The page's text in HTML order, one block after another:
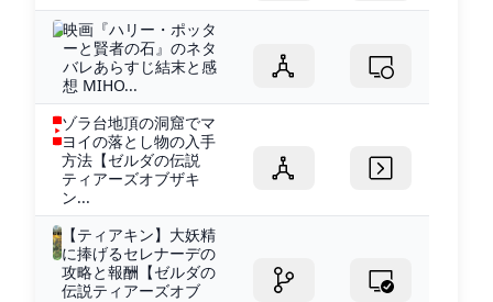
映画『ハリー・ポッタ
ーと賢者の石』のネタ
バレあらすじ結末と感
想 MIHO...
ゾラ台地頂の洞窟でマ
ヨイの落とし物の入手
方法【ゼルダの伝説
ティアーズオブザキ
ン...
【ティアキン】大妖精
に捧げるセレナーデの
攻略と報酬【ゼルダの
伝説ティアーズオブ